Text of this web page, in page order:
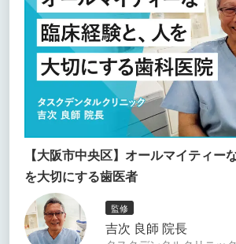
【大阪市中央区】オールマイティー
を大切にする歯医者
監修
吉次 良師 院長